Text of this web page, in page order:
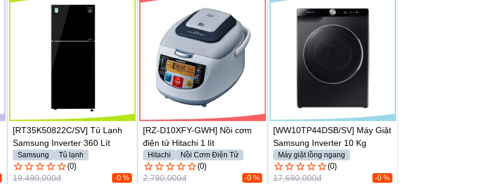
[RT35K50822C/SV] Tủ Lạnh
Samsung Inverter 360 Lít
Samsung Tủ lạnh
(0)
19,490,000đ -0 %
[RZ-D10XFY-GWH] Nồi cơm
điện tử Hitachi 1 lít
Hitachi Nồi Cơm Điện Tử
(0)
2,790,000đ -0 %
[WW10TP44DSB/SV] Máy Giặt
Samsung Inverter 10 Kg
Máy giặt lồng ngang
Từ 9.5 - 10kg
(0)
17,690,000đ -0 %